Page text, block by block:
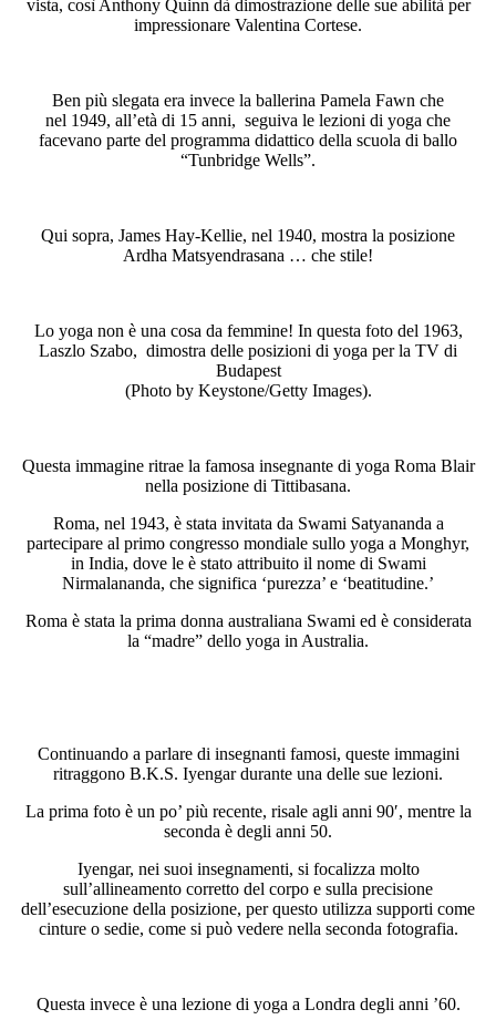
vista, così Anthony Quinn dà dimostrazione delle sue abilità per
impressionare Valentina Cortese.
Ben più slegata era invece la ballerina Pamela Fawn che
nel 1949, all’età di 15 anni, seguiva le lezioni di yoga che
facevano parte del programma didattico della scuola di ballo
“Tunbridge Wells”.
Qui sopra, James Hay-Kellie, nel 1940, mostra la posizione
Ardha Matsyendrasana … che stile!
Lo yoga non è una cosa da femmine! In questa foto del 1963,
Laszlo Szabo, dimostra delle posizioni di yoga per la TV di
Budapest
(Photo by Keystone/Getty Images).
Questa immagine ritrae la famosa insegnante di yoga Roma Blair
nella posizione di Tittibasana.
Roma, nel 1943, è stata invitata da Swami Satyananda a
partecipare al primo congresso mondiale sullo yoga a Monghyr,
in India, dove le è stato attribuito il nome di Swami
Nirmalananda, che significa ‘purezza’ e ‘beatitudine.’
Roma è stata la prima donna australiana Swami ed è considerata
la “madre” dello yoga in Australia.
Continuando a parlare di insegnanti famosi, queste immagini
ritraggono B.K.S. Iyengar durante una delle sue lezioni.
La prima foto è un po’ più recente, risale agli anni 90′, mentre la
seconda è degli anni 50.
Iyengar, nei suoi insegnamenti, si focalizza molto
sull’allineamento corretto del corpo e sulla precisione
dell’esecuzione della posizione, per questo utilizza supporti come
cinture o sedie, come si può vedere nella seconda fotografia.
Questa invece è una lezione di yoga a Londra degli anni ’60.